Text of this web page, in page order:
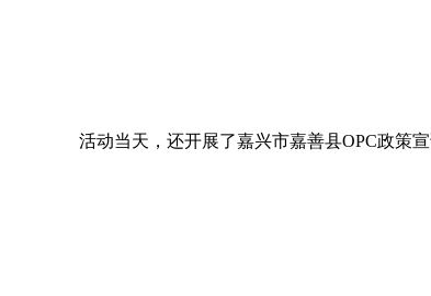
活动当天，还开展了嘉兴市嘉善县OPC政策